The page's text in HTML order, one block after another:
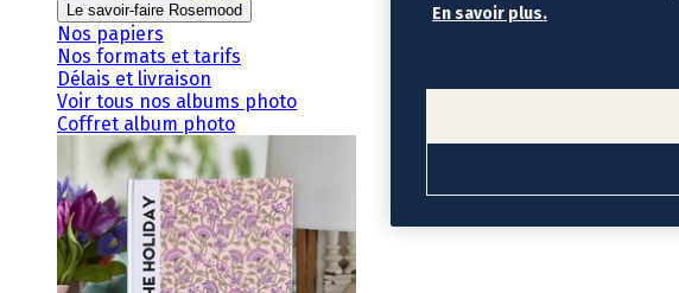
Le savoir-faire Rosemood
Nos papiers
Nos formats et tarifs
Délais et livraison
Voir tous nos albums photo
Coffret album photo
En savoir plus.